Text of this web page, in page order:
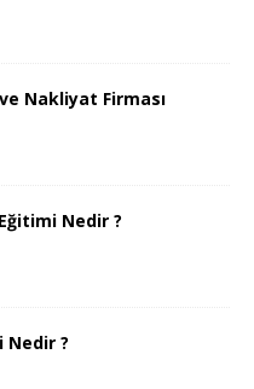
Nakliyat Firması
Nedir ?
Nedir ?